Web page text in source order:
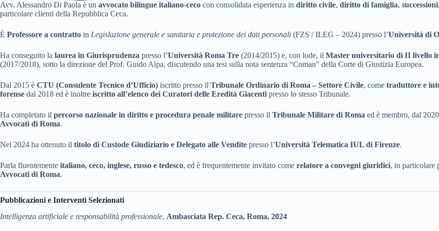
Avv. Alessandro Di Paola è un avvocato bilingue italiano-ceco con consolidata esperienza in diritto civile, diritto di famiglia, successioni,
particolare clienti della Repubblica Ceca.
È Professore a contratto in Legislazione generale e sanitaria e protezione dei dati personali (FZS / ILEG – 2024) presso l’Università di
Ha conseguito la laurea in Giurisprudenza presso l’Università Roma Tre (2014/2015) e, con lode, il Master universitario di II livello
(2017/2018), sotto la direzione del Prof. Guido Alpa, discutendo una tesi sulla nota sentenza “Coman” della Corte di Giustizia Europea.
Dal 2015 è CTU (Consulente Tecnico d’Ufficio) iscritto presso il Tribunale Ordinario di Roma – Settore Civile, come traduttore e
forense dal 2018 ed è inoltre iscritto all’elenco dei Curatori delle Eredità Giacenti presso lo stesso Tribunale.
Ha completato il percorso nazionale in diritto e procedura penale militare presso il Tribunale Militare di Roma ed è membro, dal
Avvocati di Roma.
Nel 2024 ha ottenuto il titolo di Custode Giudiziario e Delegato alle Vendite presso l’Università Telematica IUL di Firenze.
Parla fluentemente italiano, ceco, inglese, russo e tedesco, ed è frequentemente invitato come relatore a convegni giuridici, in particolare
Avvocati di Roma.
Pubblicazioni e Interventi Selezionati
Intelligenza artificiale e responsabilità professionale, Ambasciata Rep. Ceca, Roma, 2024